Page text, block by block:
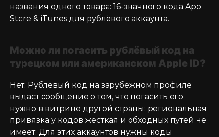
названия одного товара: 16-значного кода App
Store & iTunes для рублёвого аккаунта.
Можно ли погасить рублёвый код на
турецком или американском Apple ID?
Нет. Рублёвый код на зарубежном профиле
выдаст сообщение о том, что погасить его
нужно в витрине другой страны: региональная
привязка у кодов жёсткая и обходных путей не
имеет. Для этих аккаунтов нужны коды